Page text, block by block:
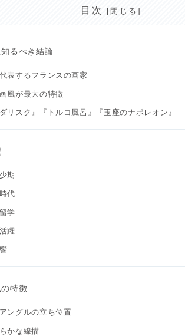
目次
るべき結論
表するフランスの画家
風が最大の特徴
リスク』『トルコ風呂』『玉座のナポレオン』
期
代
学
躍
特徴
ングルの立ち位置
かな線描